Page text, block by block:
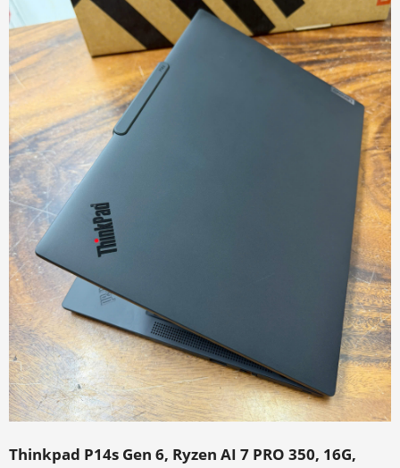
Thinkpad P14s Gen 6, Ryzen AI 7 PRO 350, 16G,